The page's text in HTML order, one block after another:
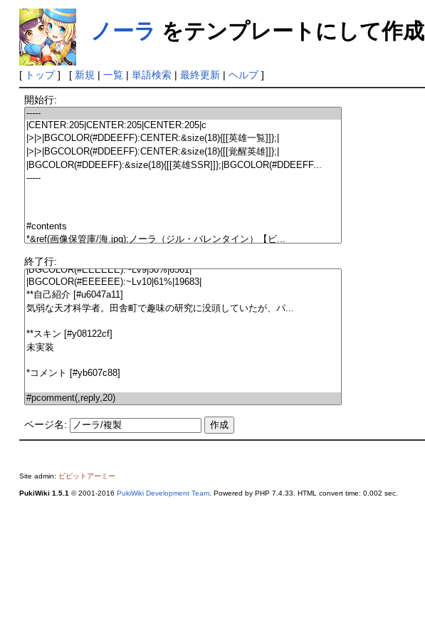
ノーラ をテンプレートにして作成
[ トップ] [ 新規 | 一覧| 単語検索| 最終更新| ヘルプ]
開始行:
終了行:
ページ名:
Site admin: ビビットアーミー
PukiWiki 1.5.1 © 2001-2016 PukiWiki Development Team. Powered by PHP 7.4.33. HTML convert time: 0.002 sec.